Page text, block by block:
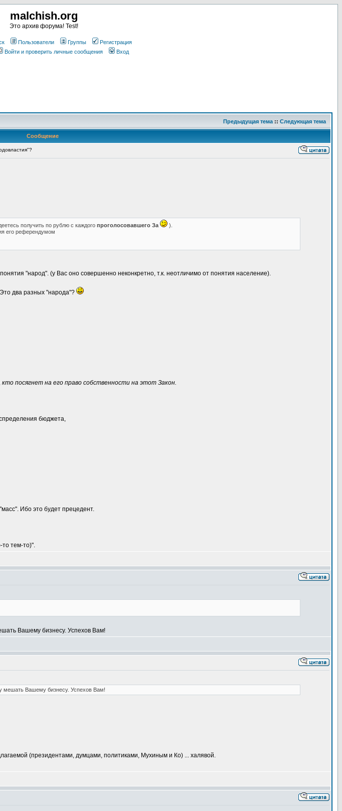
malchish.org
Это архив форума! Test!
Пользователи Группы
Регистрация
Войти и проверить личные сообщения Вход
Предыдущая тема :: Следующая тема
Сообщение
получить по рублю с каждого проголосовавшего За
).
его референдумом
"народ". (у Вас оно совершенно неконкретно, т.к. неотличимо от понятия население).
два разных "народа"?
посягнет на его право собственности на этот Закон.
бюджета,
Ибо это будет прецедент.
то тем-то)".
Вашему бизнесу. Успехов Вам!
мешать Вашему бизнесу. Успехов Вам!
(президентами, думцами, политиками, Мухиным и Ко) ... халявой.